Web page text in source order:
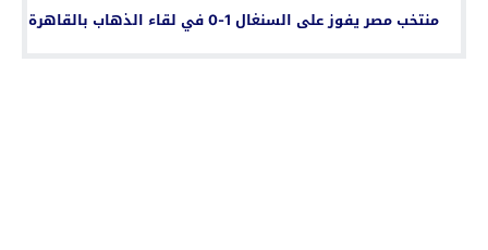
منتخب مصر يفوز على السنغال 1-0 في لقاء الذهاب بالقاهرة